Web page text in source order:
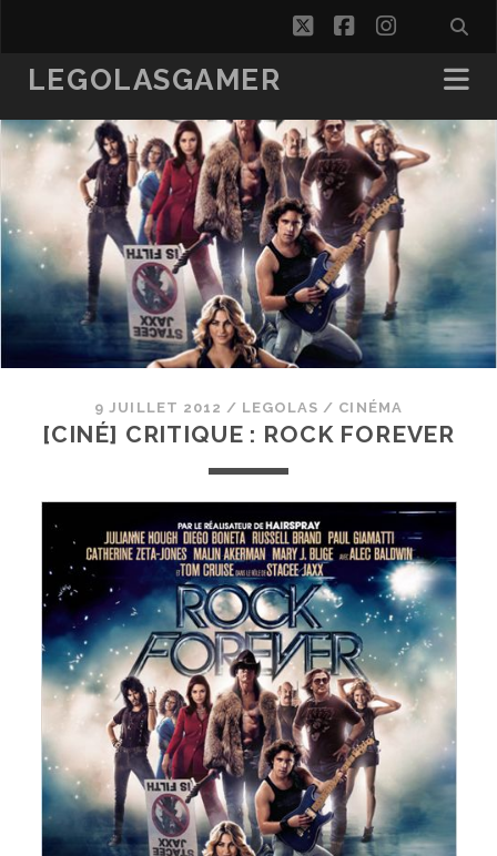
twitterfacebook
LEGOLASGAMER
9 JUILLET 2012 / LEGOLAS / CINÉMA
[CINÉ] CRITIQUE : ROCK FOREVER